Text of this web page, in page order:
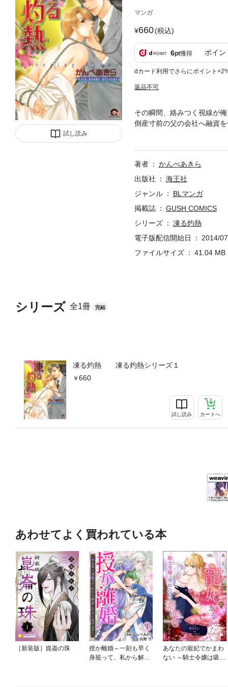
試し読み
マンガ
660(税込)
6pt獲得 ポイン
dカード利用でさらにポイント
返品不可
シリーズ 全1冊 完結
凍る灼熱 凍る灼熱シリーズ１
660
試し読み カートへ
その瞬間、絡みつく視線が
倒産寸前の父の会社へ融資
著者
かんべあきら
出版社
海王社
ジャンル
BLマンガ
掲載誌
GUSH COMICS
シリーズ
凍る灼熱
電子版配信開始日
2014/
ファイルサイズ
41.04 MB
あわせてよく買われている本
［新装版］崑崙の珠
授か離婚～一刻も早く
身籠って、私から解放
あなたの寵妃でかまわ
ない ～騎士令嬢は吸血